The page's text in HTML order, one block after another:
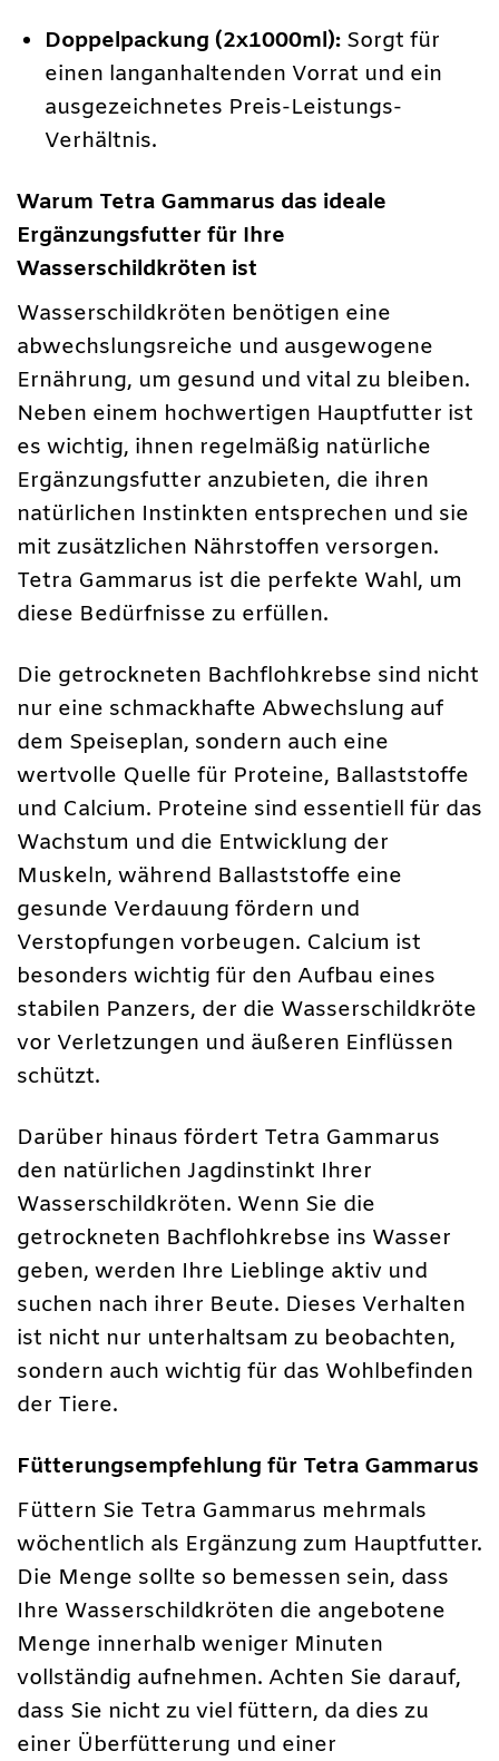
Doppelpackung (2x1000ml): Sorgt für
einen langanhaltenden Vorrat und ein
ausgezeichnetes Preis-Leistungs-
Verhältnis.
Warum Tetra Gammarus das ideale
Ergänzungsfutter für Ihre
Wasserschildkröten ist
Wasserschildkröten benötigen eine
abwechslungsreiche und ausgewogene
Ernährung, um gesund und vital zu bleiben.
Neben einem hochwertigen Hauptfutter ist
es wichtig, ihnen regelmäßig natürliche
Ergänzungsfutter anzubieten, die ihren
natürlichen Instinkten entsprechen und sie
mit zusätzlichen Nährstoffen versorgen.
Tetra Gammarus ist die perfekte Wahl, um
diese Bedürfnisse zu erfüllen.
Die getrockneten Bachflohkrebse sind nicht
nur eine schmackhafte Abwechslung auf
dem Speiseplan, sondern auch eine
wertvolle Quelle für Proteine, Ballaststoffe
und Calcium. Proteine sind essentiell für das
Wachstum und die Entwicklung der
Muskeln, während Ballaststoffe eine
gesunde Verdauung fördern und
Verstopfungen vorbeugen. Calcium ist
besonders wichtig für den Aufbau eines
stabilen Panzers, der die Wasserschildkröte
vor Verletzungen und äußeren Einflüssen
schützt.
Darüber hinaus fördert Tetra Gammarus
den natürlichen Jagdinstinkt Ihrer
Wasserschildkröten. Wenn Sie die
getrockneten Bachflohkrebse ins Wasser
geben, werden Ihre Lieblinge aktiv und
suchen nach ihrer Beute. Dieses Verhalten
ist nicht nur unterhaltsam zu beobachten,
sondern auch wichtig für das Wohlbefinden
der Tiere.
Fütterungsempfehlung für Tetra Gammarus
Füttern Sie Tetra Gammarus mehrmals
wöchentlich als Ergänzung zum Hauptfutter.
Die Menge sollte so bemessen sein, dass
Ihre Wasserschildkröten die angebotene
Menge innerhalb weniger Minuten
vollständig aufnehmen. Achten Sie darauf,
dass Sie nicht zu viel füttern, da dies zu
einer Überfütterung und einer